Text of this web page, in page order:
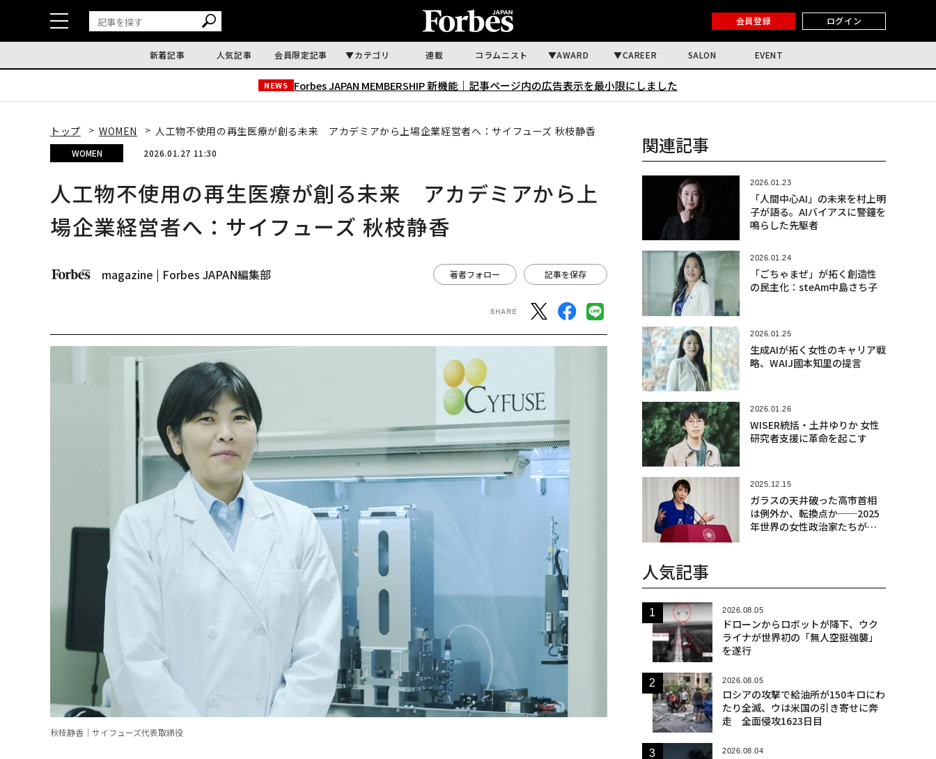
会員登録 ログイン
新着記事 人気記事 会員限定記事 カテゴリ 連載 コラムニスト AWARD CAREER SALON EVENT
NEWS Forbes JAPAN MEMBERSHIP 新機能｜ 記事ページ内の広告表示を最小限にしました
トップ WOMEN 人工物不使用の再生医療が創る未来 アカデミアから上場企業経営者へ：サイフューズ 秋枝静香
WOMEN 2026.01.27 11:30
人工物不使用の再生医療が創る未来 アカデミアから上
場企業経営者へ：サイフューズ 秋枝静香
magazine | Forbes JAPAN編集部 著者フォロー 記事を保存
秋枝静香｜サイフューズ代表取締役
関連記事
2026.01.23
「人間中心AI」の未来を村上明
子が語る。AIバイアスに警鐘を
鳴らした先駆者
2026.01.24
「ごちゃまぜ」が拓く創造性
の民主化：steAm中島さち子
2026.01.25
生成AIが拓く女性のキャリア戦
略、WAIJ國本知里の提言
2026.01.26
WISER統括・土井ゆりか 女性
研究者支援に革命を起こす
2025.12.15
ガラスの天井破った高市首相
は例外か、転換点か──2025
年世界の女性政治家たちが直
人気記事
2026.08.05
ドローンからロボットが降下、ウク
ライナが世界初の「無人空挺強襲」
を遂行
2026.08.05
ロシアの攻撃で給油所が150キロにわ
たり全滅、ウは米国の引き寄せに奔
走 全面侵攻1623日目
2026.08.04